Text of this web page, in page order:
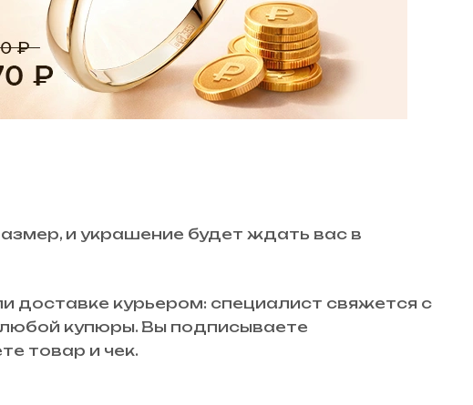
и украшение будет ждать вас в
доставке курьером: специалист свяжется с
купюры. Вы подписываете
товар и чек.